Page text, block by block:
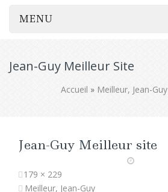
MENU
Jean-Guy Meilleur Site
Accueil » Meilleur, Jean-Guy
Jean-Guy Meilleur site
179 × 229
Meilleur, Jean-Guy